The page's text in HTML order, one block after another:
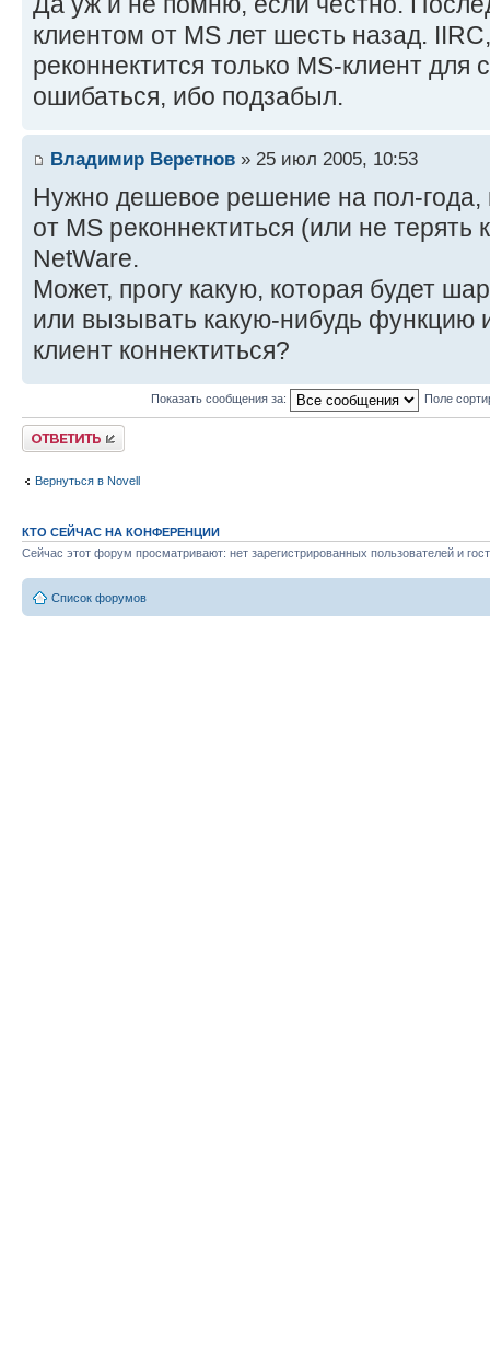
клиентом от MS лет шесть назад.
реконнектится только MS-клиент для
ошибаться, ибо подзабыл.
Владимир Веретнов » 25 июл 2005, 10:53
Нужно дешевое решение на пол-года,
от MS реконнектиться (или не терять
NetWare.
Может, прогу какую, которая будет
или вызывать какую-нибудь функцию
клиент коннектиться?
Показать сообщения за: Поле
Ответить
Вернуться в Novell
КТО СЕЙЧАС НА КОНФЕРЕНЦИИ
Сейчас этот форум просматривают: нет зарегистрированных пользователей и
Список форумов